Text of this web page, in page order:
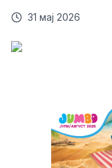
31 мај 2026